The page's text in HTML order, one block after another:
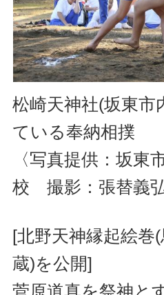
松崎天神社(坂東市
ている奉納相撲
〈写真提供：坂東
校 撮影：張替義弘
[北野天神縁起絵巻
蔵)を公開]
菅原道真を祭神と